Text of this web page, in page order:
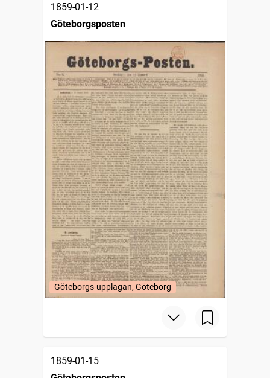
1859-01-12
Göteborgsposten
Göteborgs-upplagan, Göteborg
1859-01-15